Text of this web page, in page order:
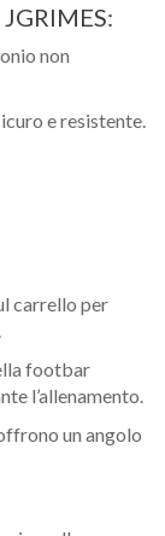
non
e resistente.
carrello per
footbar
l’allenamento.
un angolo